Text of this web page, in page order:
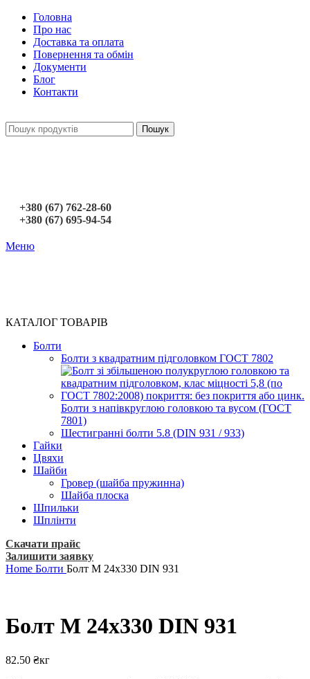
Головна
Про нас
Доставка та оплата
Повернення та обмін
Документи
Блог
Контакти
Пошук
+380 (67) 762-28-60
+380 (67) 695-94-54
Меню
КАТАЛОГ ТОВАРІВ
Болти
Болти з квадратним підголовком ГОСТ 7802
Болти з напівкруглою головкою та вусом (ГОСТ
7801)
Шестигранні болти 5.8 (DIN 931 / 933)
Гайки
Цвяхи
Шайби
Гровер (шайба пружинна)
Шайба плоска
Шпильки
Шплінти
Скачати прайс
Залишити заявку
Home Болти Болт М 24х330 DIN 931
Болт М 24х330 DIN 931
82.50 ₴кг